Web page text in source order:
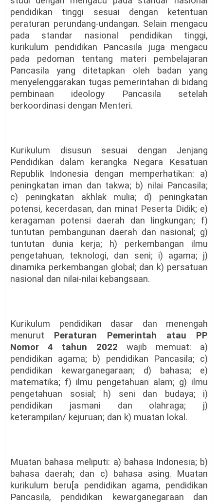
pendidikan tinggi sesuai dengan ketentuan
peraturan perundang-undangan. Selain mengacu
pada standar nasional pendidikan tinggi,
kurikulum pendidikan Pancasila juga mengacu
pada pedoman tentang materi pembelajaran
Pancasila yang ditetapkan oleh badan yang
menyelenggarakan tugas pemerintahan di bidang
pembinaan ideology Pancasila setelah
berkoordinasi dengan Menteri.
Kurikulum disusun sesuai dengan Jenjang
Pendidikan dalam kerangka Negara Kesatuan
Republik Indonesia dengan memperhatikan: a)
peningkatan iman dan takwa; b) nilai Pancasila;
c) peningkatan akhlak mulia; d) peningkatan
potensi, kecerdasan, dan minat Peserta Didik; e)
keragaman potensi daerah dan lingkungan; f)
tuntutan pembangunan daerah dan nasional; g)
tuntutan dunia kerja; h) perkembangan ilmu
pengetahuan, teknologi, dan seni; i) agama; j)
dinamika perkembangan global; dan k) persatuan
nasional dan nilai-nilai kebangsaan.
Kurikulum pendidikan dasar dan menengah
menurut Peraturan Pemerintah atau PP
Nomor 4 tahun 2022 wajib memuat: a)
pendidikan agama; b) pendidikan Pancasila; c)
pendidikan kewarganegaraan; d) bahasa; e)
matematika; f) ilmu pengetahuan alam; g) ilmu
pengetahuan sosial; h) seni dan budaya; i)
pendidikan jasmani dan olahraga; j)
keterampilan/ kejuruan; dan k) muatan lokal.
Muatan bahasa meliputi: a) bahasa Indonesia; b)
bahasa daerah; dan c) bahasa asing. Muatan
kurikulum beru[a pendidikan agama, pendidikan
Pancasila, pendidikan kewarganegaraan dan